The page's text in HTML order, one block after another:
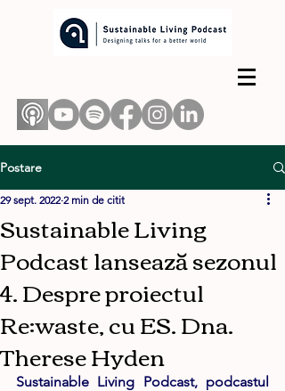
Postare
Sustainable Living
Podcast lansează sezonul
4. Despre proiectul
Re:waste, cu ES. Dna.
Therese Hyden
29 sept. 2022 2 min de citit
Sustainable Living Podcast, podcastul